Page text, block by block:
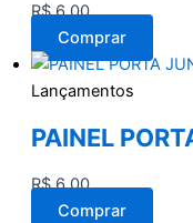
R$6,00
Comprar
Lançamentos
PAINEL
R$6,00
Comprar